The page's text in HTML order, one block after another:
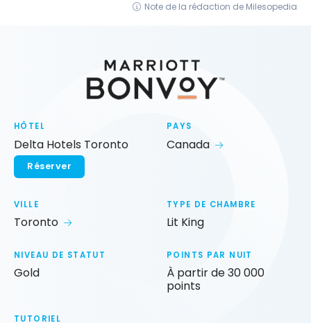
Note de la rédaction de Milesopedia
HÔTEL
Delta Hotels Toronto
Réserver
PAYS
Canada
VILLE
Toronto
TYPE DE CHAMBRE
Lit King
NIVEAU DE STATUT
Gold
POINTS PAR NUIT
À partir de 30 000
points
TUTORIEL